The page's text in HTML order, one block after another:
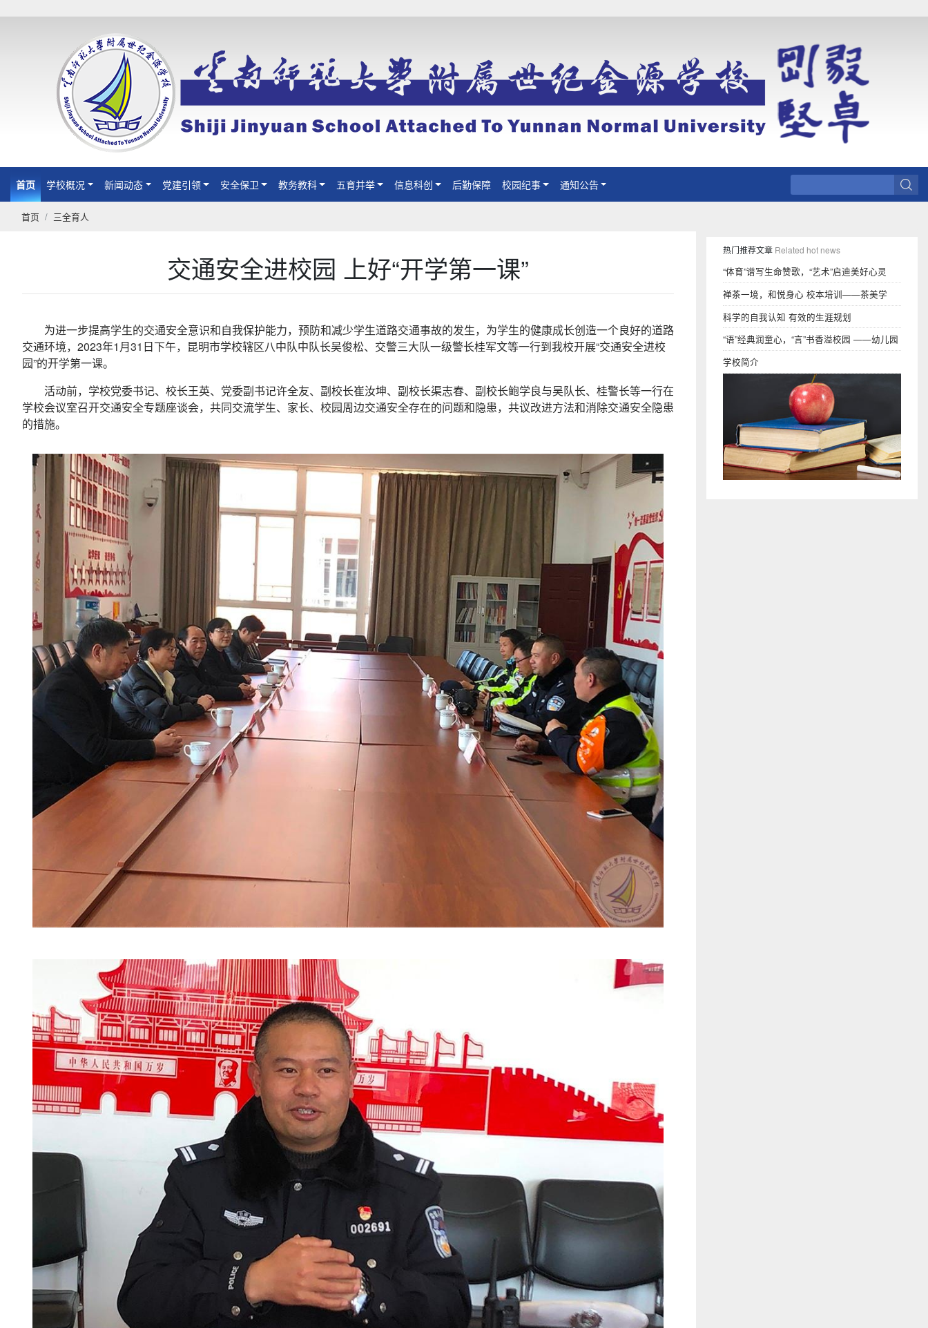
首页(current)
学校概况 新闻动态 党建引领 安全保卫 教务教科 五育并举 信息科创 后勤保障 校园纪事 通知公告
首页 三全育人
交通安全进校园 上好“开学第一课”
为进一步提高学生的交通安全意识和自我保护能力，预防和减少学生道路交通事故的发生，为学生的健康成长创造一个良好的道路
交通环境，2023年1月31日下午，昆明市学校辖区八中队中队长吴俊松、交警三大队一级警长桂军文等一行到我校开展“交通安全进校
园”的开学第一课。
活动前，学校党委书记、校长王英、党委副书记许全友、副校长崔汝坤、副校长渠志春、副校长鲍学良与吴队长、桂警长等一行在
学校会议室召开交通安全专题座谈会，共同交流学生、家长、校园周边交通安全存在的问题和隐患，共议改进方法和消除交通安全隐患
的措施。
热门推荐文章 Related hot news
“体育”谱写生命赞歌，“艺术”启迪美好心灵
禅茶一境，和悦身心 校本培训——茶美学
科学的自我认知 有效的生涯规划
“语”经典润童心，“言”书香溢校园 ——幼儿园
段语言教研组
学校简介